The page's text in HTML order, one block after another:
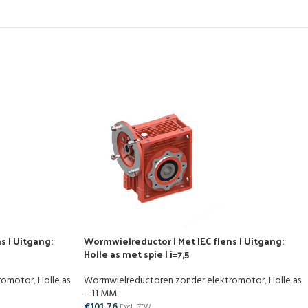
| Uitgang:
,Holle as
Wormwielreductor | Met IEC flens | Uitgang:
Holle as met spie | i=7,5
Wormwielreductoren zonder elektromotor,Holle as
– 11 MM